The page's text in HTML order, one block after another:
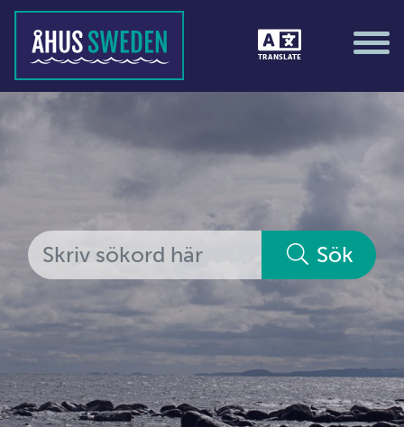
TRANSLATE
Tävlingar &amp; matcher
Alla medlemmar
Ekonomi &amp; juridik
Hantverkare
Hus &amp; hem
Ideella föreningar
Sök